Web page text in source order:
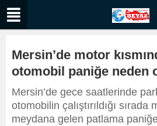
Mersin’de motor
otomobil paniğe neden
Mersin’de gece saatlerinde
otomobilin çalıştırıldığı sırada
meydana gelen patlama